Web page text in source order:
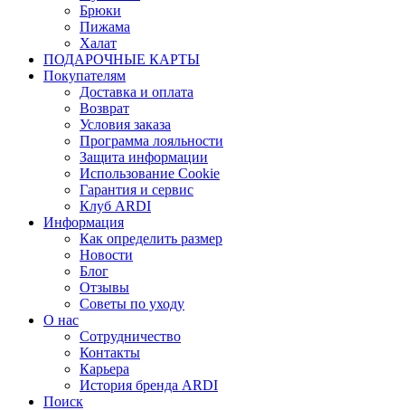
Брюки
Пижама
Халат
ПОДАРОЧНЫЕ КАРТЫ
Покупателям
Доставка и оплата
Возврат
Условия заказа
Программа лояльности
Защита информации
Использование Cookie
Гарантия и сервис
Клуб ARDI
Информация
Как определить размер
Новости
Блог
Отзывы
Советы по уходу
О нас
Сотрудничество
Контакты
Карьера
История бренда ARDI
Поиск